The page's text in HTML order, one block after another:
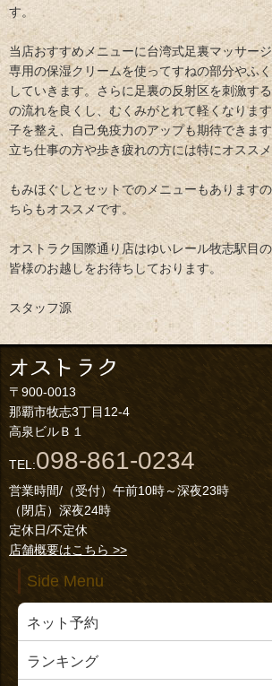
す。
当店おすすめメニューに台湾式足裏マッサー
専用の保湿クリームを使ってすねの部分やふ
していきます。さらに足裏の反射区を刺激す
の流れを良くし、むくみがとれて軽くなりま
子を整え、自己免疫力のアップも期待できま
立ち仕事の方や歩き疲れの方には特にオスス
もみほぐしとセットでのメニューもあります
ちらもオススメです。
オストラク国際通り店はゆいレール牧志駅目の
皆様のお越しをお待ちしております。
スタッフ源
〒900-0013
那覇市牧志3丁目12-4
高泉ビルＢ１
TEL:098-861-0234
営業時間/（受付）午前10時～深夜23時
（閉店）深夜24時
定休日/不定休
店舗概要はこちら >>
Side Menu
ネット予約
ランキング